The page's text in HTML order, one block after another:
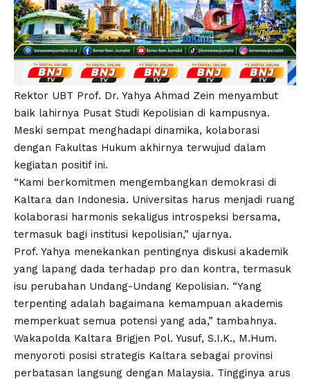
Rektor UBT Prof. Dr. Yahya Ahmad Zein menyambut
baik lahirnya Pusat Studi Kepolisian di kampusnya.
Meski sempat menghadapi dinamika, kolaborasi
dengan Fakultas Hukum akhirnya terwujud dalam
kegiatan positif ini.
“Kami berkomitmen mengembangkan demokrasi di
Kaltara dan Indonesia. Universitas harus menjadi ruang
kolaborasi harmonis sekaligus introspeksi bersama,
termasuk bagi institusi kepolisian,” ujarnya.
Prof. Yahya menekankan pentingnya diskusi akademik
yang lapang dada terhadap pro dan kontra, termasuk
isu perubahan Undang-Undang Kepolisian. “Yang
terpenting adalah bagaimana kemampuan akademis
memperkuat semua potensi yang ada,” tambahnya.
Wakapolda Kaltara Brigjen Pol. Yusuf, S.I.K., M.Hum.
menyoroti posisi strategis Kaltara sebagai provinsi
perbatasan langsung dengan Malaysia. Tingginya arus